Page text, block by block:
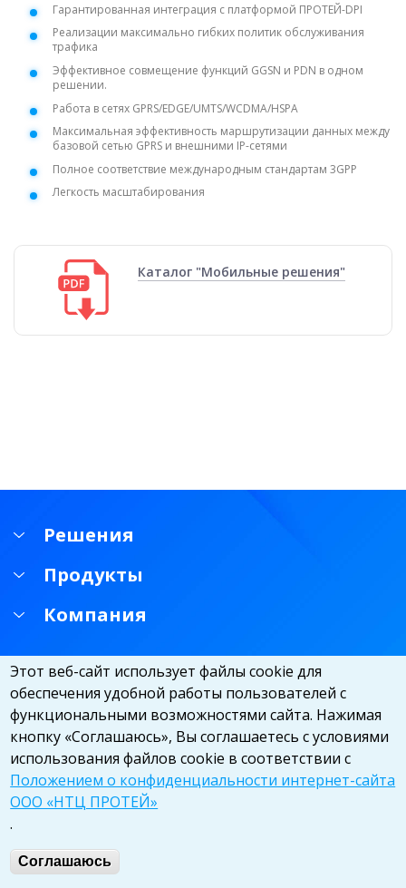
Каталог "Мобильные решения"
Гарантированная интеграция с платформой ПРОТЕЙ-DPI
Реализации максимально гибких политик обслуживания
трафика
Эффективное совмещение функций GGSN и PDN в одном
решении.
Работа в сетях GPRS/EDGE/UMTS/WCDMA/HSPA
Максимальная эффективность маршрутизации данных между
базовой сетью GPRS и внешними IP-сетями
Полное соответствие международным стандартам 3GPP
Легкость масштабирования
Решения
Продукты
Компания
Этот веб-сайт использует файлы cookie для
обеспечения удобной работы пользователей с
функциональными возможностями сайта. Нажимая
кнопку «Соглашаюсь», Вы соглашаетесь с условиями
использования файлов cookie в соответствии с
Положением о конфиденциальности интернет-сайта
ООО «НТЦ ПРОТЕЙ»
.
Соглашаюсь